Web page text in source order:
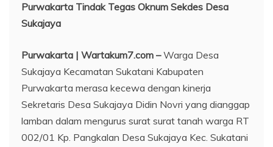
Purwakarta Tindak Tegas Oknum Sekdes Desa
Sukajaya
Purwakarta | Wartakum7.com –Warga Desa
Sukajaya Kecamatan Sukatani Kabupaten
Purwakarta merasa kecewa dengan kinerja
Sekretaris Desa Sukajaya Didin Novri yang dianggap
lamban dalam mengurus surat surat tanah warga RT
002/01 Kp. Pangkalan Desa Sukajaya Kec. Sukatani